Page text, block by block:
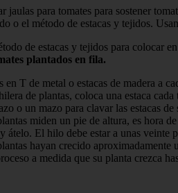
jaulas para tomates para sostener
o el método de estacas y tejidos.
de estacas y tejidos para colocar
plantados en fila.
en T de metal o estacas de madera a
de plantas, coloca una estaca cada
o un mazo para clavar las estacas de
miden un pie de altura, es hora
átelo. El hilo debe estar a unas veinte
hayan crecido
a medida que su planta crezca